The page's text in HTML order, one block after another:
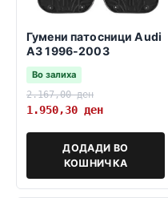
Гумени патосници Audi
A3 1996-2003
Во залиха
2.167,00ден
1.950,30 ден
ДОДАДИ ВО
КОШНИЧКА